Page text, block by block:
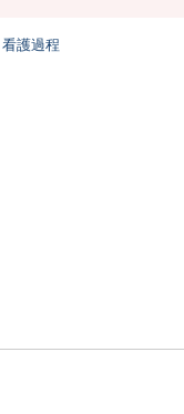
護過程